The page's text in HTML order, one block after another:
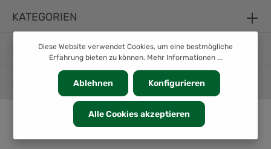
KATEGORIEN
INFORMATION
SERVICE
Diese Website verwendet Cookies, um eine bestmögliche
Erfahrung bieten zu können. Mehr Informationen ...
Ablehnen Konfigurieren
Alle Cookies akzeptieren